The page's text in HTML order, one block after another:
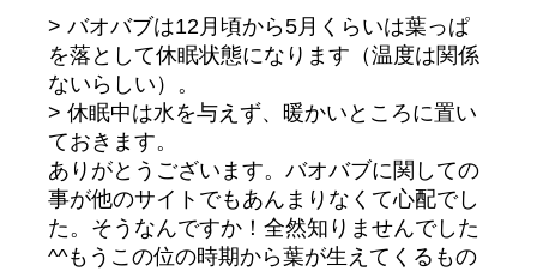
> バオバブは12月頃から5月くらいは葉っぱ
を落として休眠状態になります（温度は関係
ないらしい）。
> 休眠中は水を与えず、暖かいところに置い
ておきます。
ありがとうございます。バオバブに関しての
事が他のサイトでもあんまりなくて心配でし
た。そうなんですか！全然知りませんでした
^^もうこの位の時期から葉が生えてくるもの